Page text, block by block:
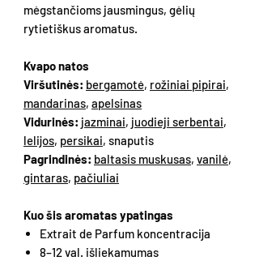
mėgstančioms jausmingus, gėlių
rytietiškus aromatus.
Kvapo natos
Viršutinės: bergamotė, rožiniai pipirai,
mandarinas, apelsinas
Vidurinės: jazminai, juodieji serbentai,
lelijos, persikai, snaputis
Pagrindinės: baltasis muskusas, vanilė,
gintaras, pačiuliai
Kuo šis aromatas ypatingas
Extrait de Parfum koncentracija
8–12 val. išliekamumas